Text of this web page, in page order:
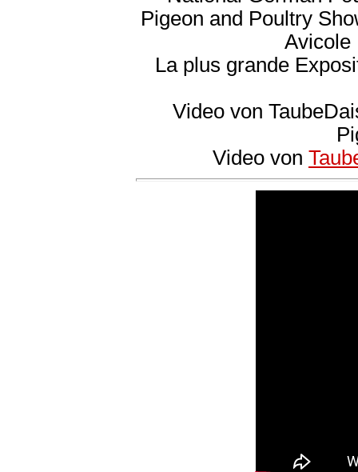
Pigeon and Poultry
Avicole
La plus grande
Video von
Video von